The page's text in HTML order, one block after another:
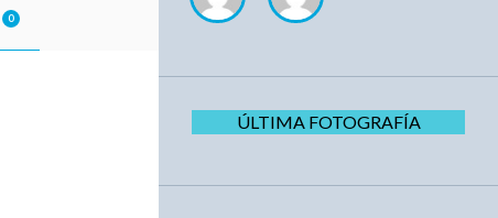
0
ÚLTIMA FOTOGRAFÍA